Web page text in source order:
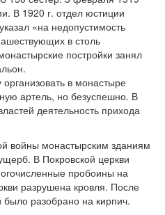
В 1920 г. отдел юстиции
«на недопустимость
в столь
постройки занял
в монастыре
артель, но безуспешно. В
деятельность прихода
войны монастырским зданиям
В Покровской церкви
пробоины на
разрушена кровля. После
было разобрано на кирпич.